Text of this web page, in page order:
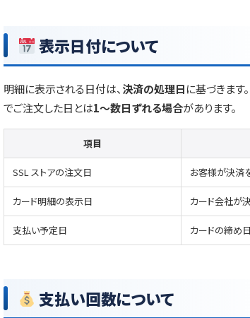
表示日付について
明細に表示される日付は、 決済の処理日に基づきます
でご注文した日とは1〜数日ずれる場合があります。
項目
SSL ストアの注文日 お客様が決済
カード明細の表示日 カード会社が
支払い予定日 カードの締め
支払い回数について